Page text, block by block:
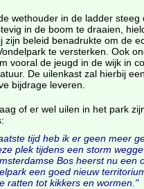
wethouder in de ladder steeg
in de boom te draaien,
zijn beleid benadrukte om de
te versterken. Ook
vooral de jeugd in de wijk in
De uilenkast zal hierbij
bijdrage leveren.
of er wel uilen in het park
tijd heb ik er geen meer
plek tijdens een storm
Bos heerst nu een
een goed nieuw
ratten tot kikkers en wormen."